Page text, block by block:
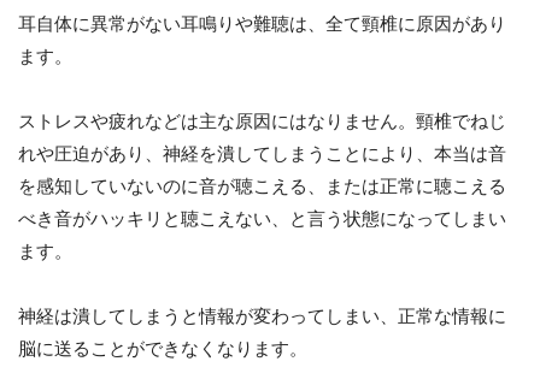
耳自体に異常がない耳鳴りや難聴は、全て頸椎に原因があり
ます。
ストレスや疲れなどは主な原因にはなりません。頸椎でねじ
れや圧迫があり、神経を潰してしまうことにより、本当は音
を感知していないのに音が聴こえる、または正常に聴こえる
べき音がハッキリと聴こえない、と言う状態になってしまい
ます。
神経は潰してしまうと情報が変わってしまい、正常な情報に
脳に送ることができなくなります。